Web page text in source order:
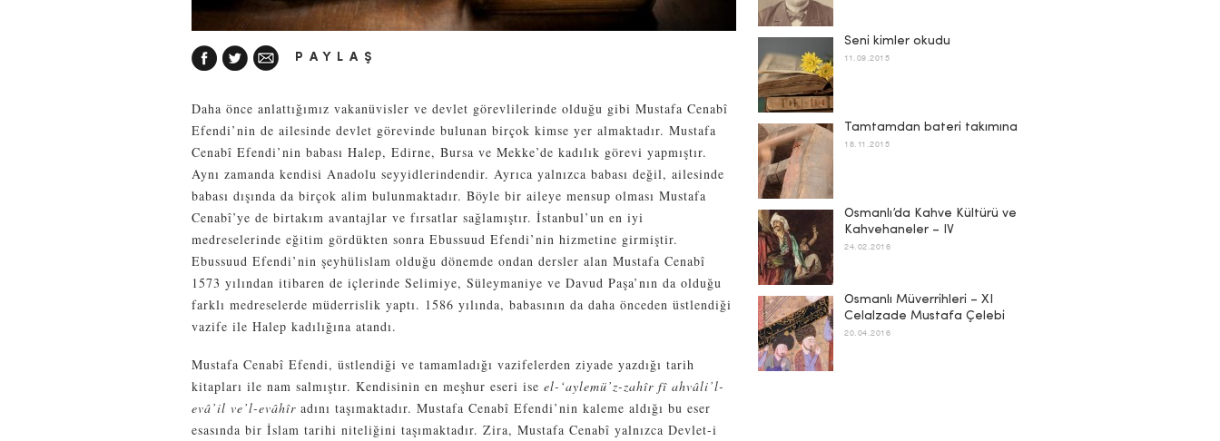
PAYLAŞ
Daha önce anlattığımız vakanüvisler ve devlet görevlilerinde olduğu gibi Mustafa Cenabî
Efendi’nin de ailesinde devlet görevinde bulunan birçok kimse yer almaktadır. Mustafa
Cenabî Efendi’nin babası Halep, Edirne, Bursa ve Mekke’de kadılık görevi yapmıştır.
Aynı zamanda kendisi Anadolu seyyidlerindendir. Ayrıca yalnızca babası değil, ailesinde
babası dışında da birçok alim bulunmaktadır. Böyle bir aileye mensup olması Mustafa
Cenabî’ye de birtakım avantajlar ve fırsatlar sağlamıştır. İstanbul’un en iyi
medreselerinde eğitim gördükten sonra Ebussuud Efendi’nin hizmetine girmiştir.
Ebussuud Efendi’nin şeyhülislam olduğu dönemde ondan dersler alan Mustafa Cenabî
1573 yılından itibaren de içlerinde Selimiye, Süleymaniye ve Davud Paşa’nın da olduğu
farklı medreselerde müderrislik yaptı. 1586 yılında, babasının da daha önceden üstlendiği
vazife ile Halep kadılığına atandı.
Mustafa Cenabî Efendi, üstlendiği ve tamamladığı vazifelerden ziyade yazdığı tarih
kitapları ile nam salmıştır. Kendisinin en meşhur eseri ise el-‘aylemü’z-zahîr fî ahvâli’l-
evâ’il ve’l-evâhîr adını taşımaktadır. Mustafa Cenabî Efendi’nin kaleme aldığı bu eser
esasında bir İslam tarihi niteliğini taşımaktadır. Zira, Mustafa Cenabî yalnızca Devlet-i
Seni kimler okudu
11.09.2015
Tamtamdan bateri takımına
18.11.2015
Osmanlı’da Kahve Kültürü ve
Kahvehaneler – IV
24.02.2016
Osmanlı Müverrihleri – XI
Celalzade Mustafa Çelebi
20.04.2016